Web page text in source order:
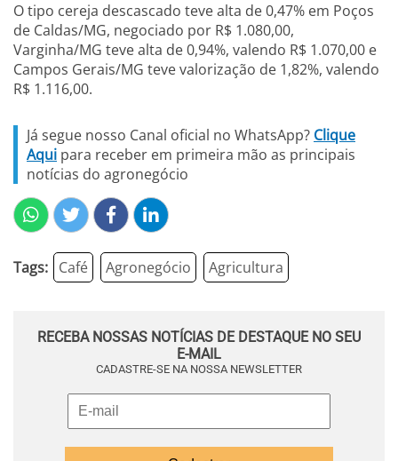
O tipo cereja descascado teve alta de 0,47% em Poços
de Caldas/MG, negociado por R$ 1.080,00,
Varginha/MG teve alta de 0,94%, valendo R$ 1.070,00 e
Campos Gerais/MG teve valorização de 1,82%, valendo
R$ 1.116,00.
Já segue nosso Canal oficial no WhatsApp? Clique
Aqui para receber em primeira mão as principais
notícias do agronegócio
Tags: Café Agronegócio Agricultura
RECEBA NOSSAS NOTÍCIAS DE DESTAQUE NO SEU
E-MAIL
CADASTRE-SE NA NOSSA NEWSLETTER